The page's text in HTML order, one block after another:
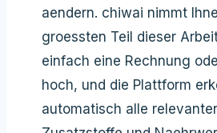
aendern. chiwai nimmt
groessten Teil dieser
einfach eine Rechnung
hoch, und die Plattform
automatisch alle